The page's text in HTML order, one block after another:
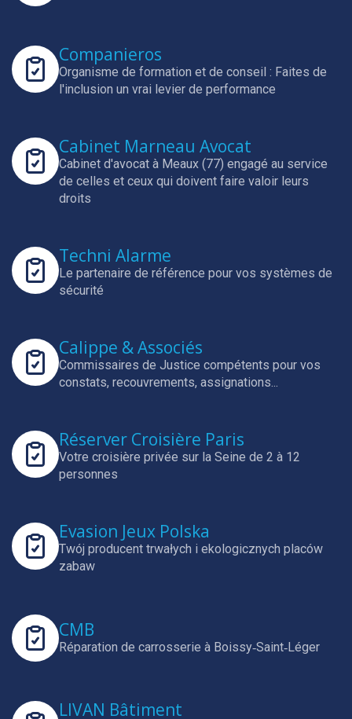
Companieros
Organisme de formation et de conseil : Faites de
l'inclusion un vrai levier de performance
Cabinet Marneau Avocat
Cabinet d'avocat à Meaux (77) engagé au service
de celles et ceux qui doivent faire valoir leurs
droits
Techni Alarme
Le partenaire de référence pour vos systèmes de
sécurité
Calippe & Associés
Commissaires de Justice compétents pour vos
constats, recouvrements, assignations...
Réserver Croisière Paris
Votre croisière privée sur la Seine de 2 à 12
personnes
Evasion Jeux Polska
Twój producent trwałych i ekologicznych placów
zabaw
CMB
Réparation de carrosserie à Boissy‑Saint‑Léger
LIVAN Bâtiment